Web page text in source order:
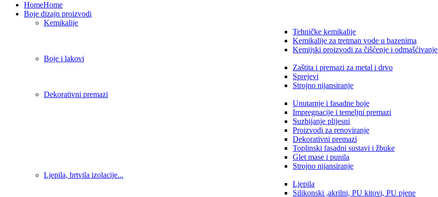
HomeHome
Boje dizajn proizvodi
Kemikalije
Tehničke kemikalije
Kemikalije za tretman vode u bazenima
Kemijski proizvodi za čišćenje i odmašćivanje
Boje i lakovi
Zaštita i premazi za metal i drvo
Sprejevi
Strojno nijansiranje
Dekorativni premazi
Unutarnje i fasadne boje
Impregnacije i temeljni premazi
Suzbijanje plijesni
Proizvodi za renoviranje
Dekorativni premazi
Toplinski fasadni sustavi i žbuke
Glet mase i punila
Strojno nijansiranje
Ljepila, brtvila izolacije...
Ljepila
Silikonski ,akrilni, PU kitovi, PU pjene